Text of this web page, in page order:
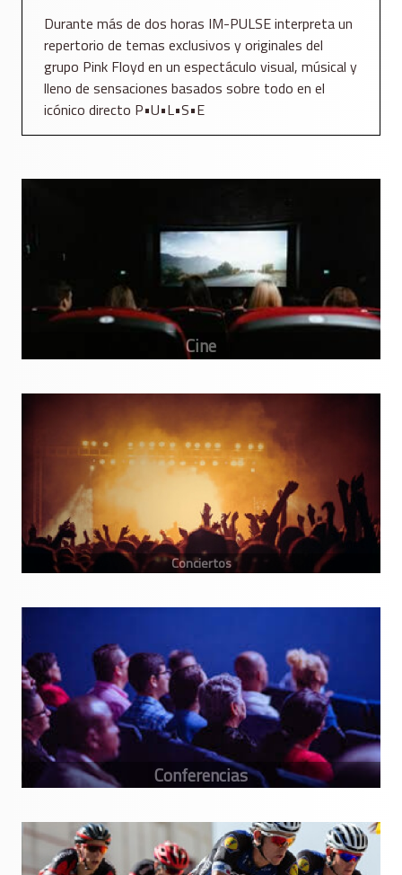
Durante más de dos horas IM-PULSE interpreta un
repertorio de temas exclusivos y originales del
grupo Pink Floyd en un espectáculo visual, músical y
lleno de sensaciones basados sobre todo en el
icónico directo P•U•L•S•E